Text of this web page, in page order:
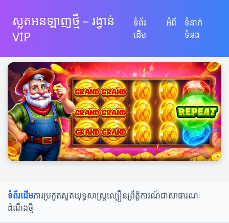
ស្លតអនឡាញថ្មី – រង្វាន់
VIP
ទំព័រ
ដើម
អំពី
ទំនាក់
ទំនង
ទំព័រដើមការប្រកួតស្លតយុទ្ធសាស្ត្រល្បឿនព្រឹត្តិការណ៍ជាសាធារណៈ
ដំណឹងថ្មី